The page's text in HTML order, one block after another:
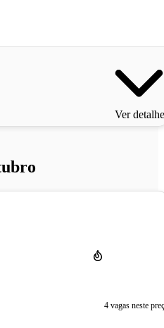
Ver
4 vagas neste